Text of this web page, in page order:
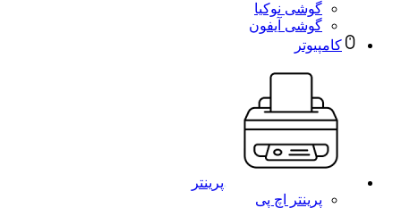
گوشی نوکیا
گوشی آیفون
کامپیوتر
پرینتر
پرینتر اچ پی